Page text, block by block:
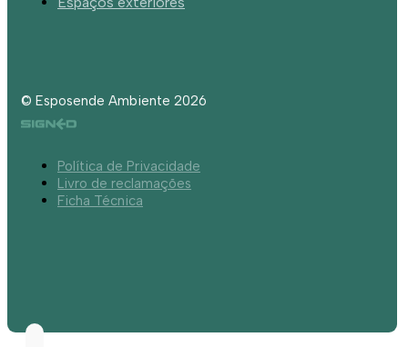
© Esposende Ambiente 2026
Política de Privacidade
Livro de reclamações
Ficha Técnica